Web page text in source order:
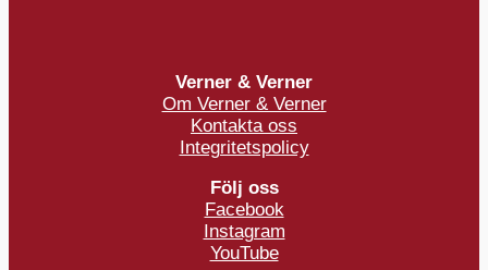
Verner & Verner
Om Verner & Verner
Kontakta oss
Integritetspolicy
Följ oss
Facebook
Instagram
YouTube